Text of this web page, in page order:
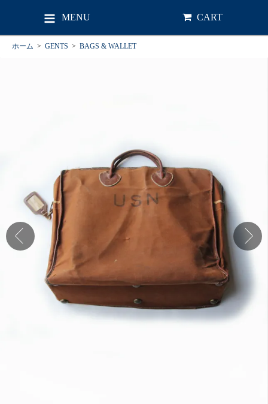
MENU CART
ホーム > GENTS > BAGS & WALLET